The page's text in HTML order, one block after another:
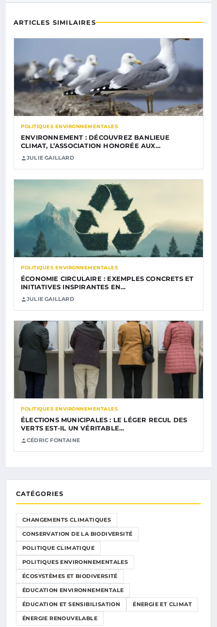
ARTICLES SIMILAIRES
POLITIQUES ENVIRONNEMENTALES
ENVIRONNEMENT : DÉCOUVREZ BANLIEUE
CLIMAT, L’ASSOCIATION HONORÉE AUX…
JULIE GAILLARD
POLITIQUES ENVIRONNEMENTALES
ÉCONOMIE CIRCULAIRE : EXEMPLES CONCRETS ET
INITIATIVES INSPIRANTES EN…
JULIE GAILLARD
POLITIQUES ENVIRONNEMENTALES
ÉLECTIONS MUNICIPALES : LE LÉGER RECUL DES
VERTS EST-IL UN VÉRITABLE…
CÉDRIC FONTAINE
CATÉGORIES
CHANGEMENTS CLIMATIQUES
CONSERVATION DE LA BIODIVERSITÉ
POLITIQUE CLIMATIQUE
POLITIQUES ENVIRONNEMENTALES
ÉCOSYSTÈMES ET BIODIVERSITÉ
ÉDUCATION ENVIRONNEMENTALE
ÉDUCATION ET SENSIBILISATION ÉNERGIE ET CLIMAT
ÉNERGIE RENOUVELABLE